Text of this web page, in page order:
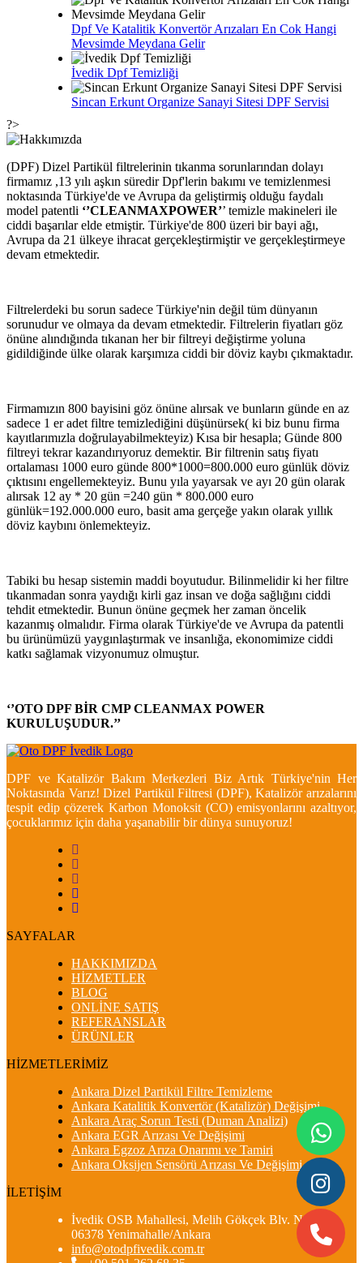
Dpf Ve Katalitik Konvertör Arızaları En Cok Hangi
Mevsimde Meydana Gelir
İvedik Dpf Temizliği
Sincan Erkunt Organize Sanayi Sitesi DPF Servisi
?>
(DPF) Dizel Partikül filtrelerinin tıkanma sorunlarından dolayı
firmamız ,13 yılı aşkın süredir Dpf'lerin bakımı ve temizlenmesi
noktasında Türkiye'de ve Avrupa da geliştirmiş olduğu faydalı
model patentli ‘’CLEANMAXPOWER’’ temizle makineleri ile
ciddi başarılar elde etmiştir. Türkiye'de 800 üzeri bir bayi ağı,
Avrupa da 21 ülkeye ihracat gerçekleştirmiştir ve gerçekleştirmeye
devam etmektedir.
Filtrelerdeki bu sorun sadece Türkiye'nin değil tüm dünyanın
sorunudur ve olmaya da devam etmektedir. Filtrelerin fiyatları göz
önüne alındığında tıkanan her bir filtreyi değiştirme yoluna
gidildiğinde ülke olarak karşımıza ciddi bir döviz kaybı çıkmaktadır.
Firmamızın 800 bayisini göz önüne alırsak ve bunların günde en az
sadece 1 er adet filtre temizlediğini düşünürsek( ki biz bunu firma
kayıtlarımızla doğrulayabilmekteyiz) Kısa bir hesapla; Günde 800
filtreyi tekrar kazandırıyoruz demektir. Bir filtrenin satış fiyatı
ortalaması 1000 euro günde 800*1000=800.000 euro günlük döviz
çıktısını engellemekteyiz. Bunu yıla yayarsak ve ayı 20 gün olarak
alırsak 12 ay * 20 gün =240 gün * 800.000 euro
günlük=192.000.000 euro, basit ama gerçeğe yakın olarak yıllık
döviz kaybını önlemekteyiz.
Tabiki bu hesap sistemin maddi boyutudur. Bilinmelidir ki her filtre
tıkanmadan sonra yaydığı kirli gaz insan ve doğa sağlığını ciddi
tehdit etmektedir. Bunun önüne geçmek her zaman öncelik
kazanmış olmalıdır. Firma olarak Türkiye'de ve Avrupa da patentli
bu ürünümüzü yaygınlaştırmak ve insanlığa, ekonomimize ciddi
katkı sağlamak vizyonumuz olmuştur.
‘’OTO DPF BİR CMP CLEANMAX POWER
KURULUŞUDUR.’’
DPF ve Katalizör Bakım Merkezleri Biz Artık Türkiye'nin Her
Noktasında Varız! Dizel Partikül Filtresi (DPF), Katalizör arızalarını
tespit edip çözerek Karbon Monoksit (CO) emisyonlarını azaltıyor,
çocuklarımız için daha yaşanabilir bir dünya sunuyoruz!
SAYFALAR
HAKKIMIZDA
HİZMETLER
BLOG
ONLİNE SATIŞ
REFERANSLAR
ÜRÜNLER
HİZMETLERİMİZ
Ankara Dizel Partikül Filtre Temizleme
Ankara Katalitik Konvertör (Katalizör) Değişimi
Ankara Araç Sorun Testi (Duman Analizi)
Ankara EGR Arızası Ve Değişimi
Ankara Egzoz Arıza Onarımı ve Tamiri
Ankara Oksijen Sensörü Arızası Ve Değişimi
İLETİŞİM
İvedik OSB Mahallesi, Melih Gökçek Blv. No:88-E,
06378 Yenimahalle/Ankara
info@otodpfivedik.com.tr